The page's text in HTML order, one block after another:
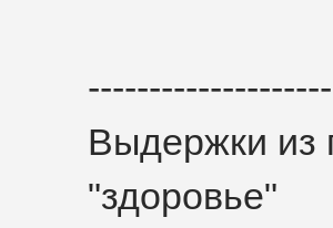
Выдержки из
"здоровье"